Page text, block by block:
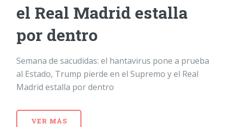
el Real Madrid estalla
por dentro
Semana de sacudidas: el hantavirus pone a prueba
al Estado, Trump pierde en el Supremo y el Real
Madrid estalla por dentro
VER MÁS